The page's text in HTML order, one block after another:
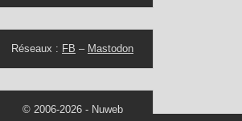
Réseaux : FB – Mastodon
© 2006-2026 - Nuweb